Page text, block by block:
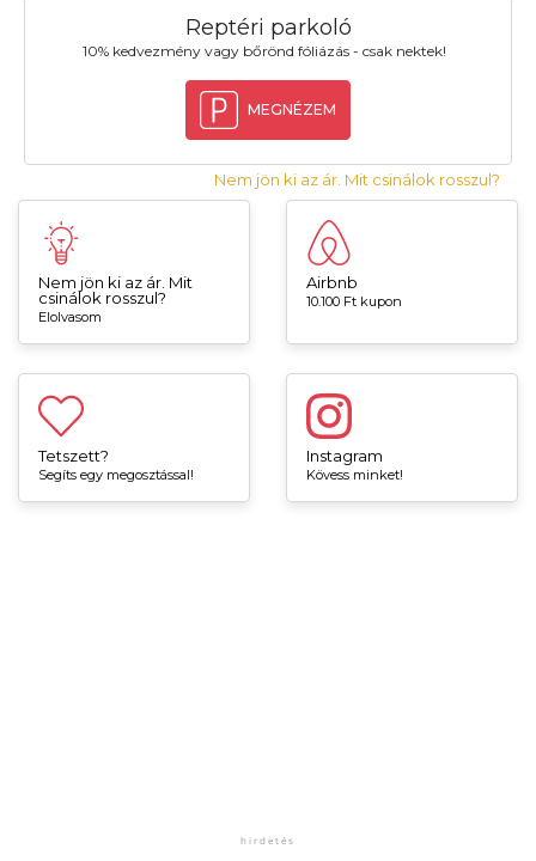
Reptéri parkoló
10% kedvezmény vagy bőrönd fóliázás - csak nektek!
MEGNÉZEM
Nem jön ki az ár. Mit csinálok rosszul?
Nem jön ki az ár. Mit
csinálok rosszul?
Elolvasom
Airbnb
10.100 Ft kupon
Tetszett?
Segíts egy megosztással!
Instagram
Kövess minket!